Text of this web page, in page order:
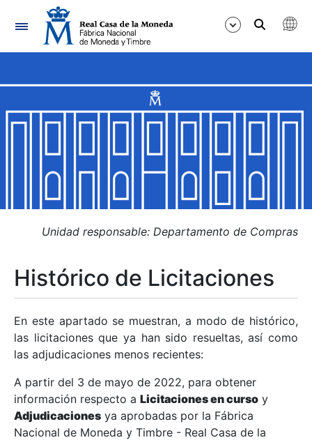
Navegación
Mostrar/Ocultar
Mostrar/Ocultar
Mostrar/Ocultar
Mostrar/Ocultar
Mostrar/Ocultar
Mostrar/Ocultar
Unidad responsable: Departamento de Compras
Histórico de Licitaciones
En este apartado se muestran, a modo de histórico,
las licitaciones que ya han sido resueltas, así como
las adjudicaciones menos recientes:
A partir del 3 de mayo de 2022, para obtener
información respecto a Licitaciones en curso y
Adjudicaciones ya aprobadas por la Fábrica
Nacional de Moneda y Timbre - Real Casa de la